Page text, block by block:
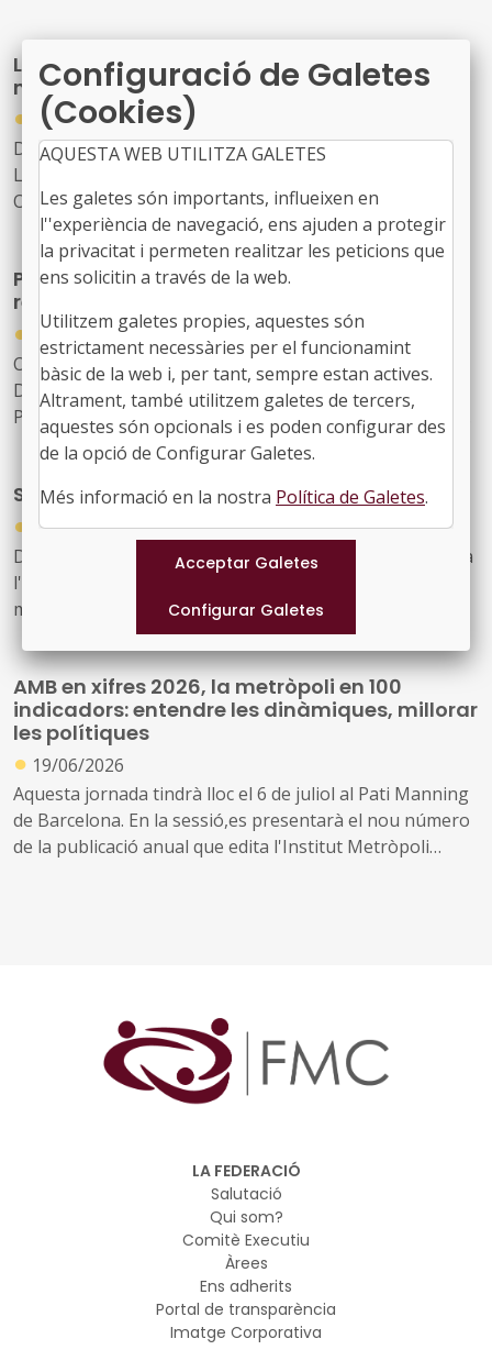
de la gestió urbana: la transformació de la ciutat
existent, les infraestructures municipals, l’aplicació
pràctica de la tecnologia i la IA en la gestió pública
LocalCiber: Congrés de ciberseguretat del
món local
●
23/07/2026
Data: 17 i 18 de setembre
Lloc: BCIN, Badalona
Organitza: Localret
Participació i col·lectius infrarepresentats:
reptes en la definició de polítiques públiques
●
09/07/2026
Organitzada pel Fons Català de Cooperació al
Desenvolupament, en el marc del projecte europeu
PACT –
Participatory Action for Community Transformation
Lloc: Centre Cívic Cotxers de Sants (Barcelona)
Data: 14 de juliol
Smart City World Congress 2026
●
08/07/2026
Del 3 al 5 de novembre, se celebra a la Fira de Barcelona
l'Smart City Expo World Congress, l’esdeveniment
mundial més rellevant en l’àmbit de les ciutats
AMB en xifres 2026, la metròpoli en 100
indicadors: entendre les dinàmiques, millorar
les polítiques
● 19/06/2026
Aquesta jornada tindrà lloc el 6 de juliol al Pati Manning
de Barcelona. En la sessió,es presentarà el nou número
de la publicació anual que edita l'Institut Metròpoli
LA FEDERACIÓ
Salutació
Qui som?
Comitè Executiu
Àrees
Ens adherits
Portal de transparència
Imatge Corporativa
Configuració de Galetes
(Cookies)
AQUESTA WEB UTILITZA GALETES
Les galetes són importants, influeixen en
l''experiència de navegació, ens ajuden a protegir
la privacitat i permeten realitzar les peticions que
ens solicitin a través de la web.
Utilitzem galetes propies, aquestes són
estrictament necessàries per el funcionamint
bàsic de la web i, per tant, sempre estan actives.
Altrament, també utilitzem galetes de tercers,
aquestes són opcionals i es poden configurar des
de la opció de Configurar Galetes.
Més informació en la nostra Política de Galetes.